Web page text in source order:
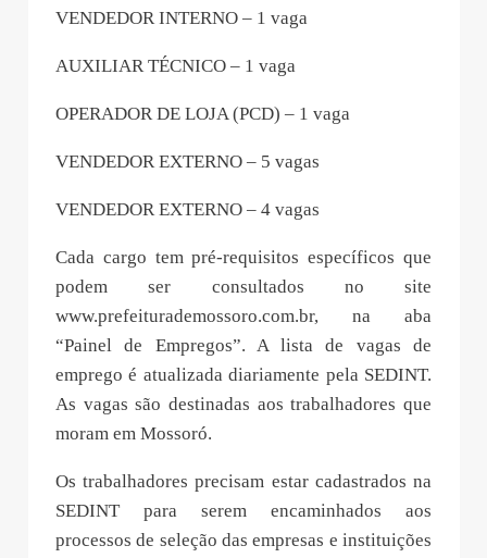
VENDEDOR INTERNO – 1 vaga
AUXILIAR TÉCNICO – 1 vaga
OPERADOR DE LOJA (PCD) – 1 vaga
VENDEDOR EXTERNO – 5 vagas
VENDEDOR EXTERNO – 4 vagas
Cada cargo tem pré-requisitos específicos que
podem ser consultados no site
www.prefeiturademossoro.com.br, na aba
“Painel de Empregos”. A lista de vagas de
emprego é atualizada diariamente pela SEDINT.
As vagas são destinadas aos trabalhadores que
moram em Mossoró.
Os trabalhadores precisam estar cadastrados na
SEDINT para serem encaminhados aos
processos de seleção das empresas e instituições